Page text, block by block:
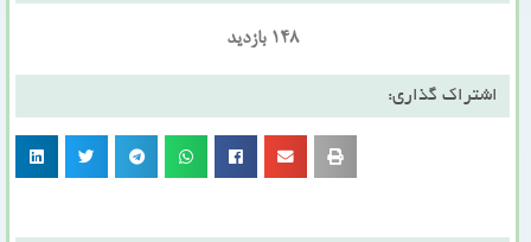
148 بازدید
اشتراک گذاری: